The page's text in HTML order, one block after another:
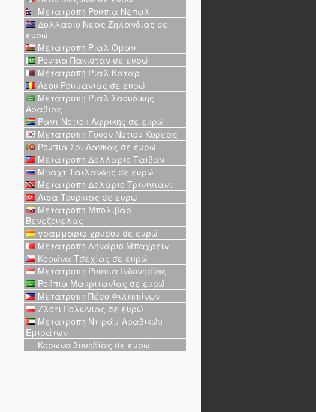
Μετατροπη Ρουπια Νεπαλ
Δολλαριο Νεας Ζηλανδιας σε
ευρώ
Μετατροπη Ριαλ Ομαν
Ρουπια Πακισταν σε ευρώ
Μετατροπη Ριαλ Καταρ
Λεου Ρουμανιας σε ευρώ
Μετατροπη Ριαλ Σαουδικης
Αραβιας
Ραντ Νοτιου Αφρικης σε ευρώ
Μετατροπη Γουον Νοτιου Κορεας
Ρουπια Σρι Λανκας σε ευρώ
Μετατροπη Δολλαριο Ταιβαν
Μπαχτ Ταιλανδης σε ευρώ
Μετατροπη Δολαριο Τρινινταντ
Λιρα Τουρκιας σε ευρώ
Μετατροπη Μπολιβαρ
Βενεζουελας
γραμμαριο χρυσου σε ευρώ
Μετατροπη Δηνάριο Μπαχρέιν
Κορώνα Τσεχίας σε ευρώ
Μετατροπη Ρούπια Ινδονησίας
Ρούπια Μαυριτανίας σε ευρώ
Μετατροπη Πέσο Φιλιππίνων
Ζλότι Πολωνίας σε ευρώ
Μετατροπη Ντιράμ Αραβικών
Εμιράτων
Κορώνα Σουηδίας σε ευρώ